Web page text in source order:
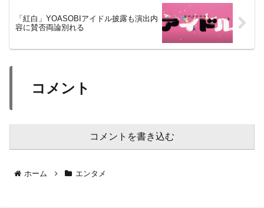
「紅白」YOASOBIアイドル披露も演出内
容に賛否両論別れる
コメント
コメントを書き込む
ホーム エンタメ